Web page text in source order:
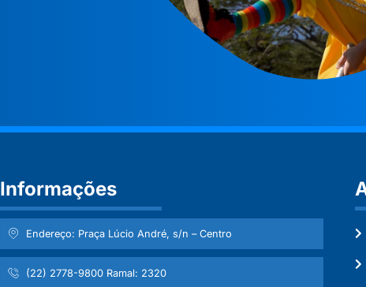
Informações
Endereço: Praça Lúcio André, s/n – Centro
(22) 2778-9800 Ramal: 2320